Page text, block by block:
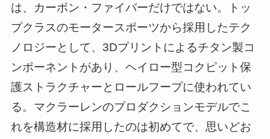
は、カーボン・ファイバーだけではない。トッ
プクラスのモータースポーツから採用したテク
ノロジーとして、3Dプリントによるチタン製コ
ンポーネントがあり、ヘイロー型コクピット保
護ストラクチャーとロールフープに使われてい
る。マクラーレンのプロダクションモデルでこ
れを構造材に採用したのは初めてで、思いどお